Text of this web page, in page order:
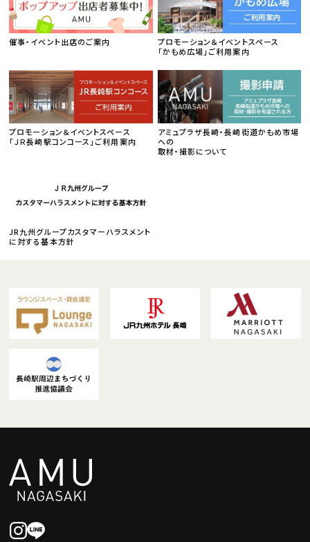
催事・イベント出店のご案内
プロモーション＆イベントスペース
「かもめ広場」ご利用案内
プロモーション＆イベントスペース
「ＪＲ長崎駅コンコース」ご利用案内
アミュプラザ長崎・長崎街道かもめ市場
への
取材・撮影について
JR九州グループカスタマーハラスメント
に対する基本方針